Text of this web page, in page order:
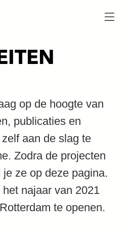
op de hoogte van
publicaties en
aan de slag te
Zodra de projecten
ze op deze pagina.
najaar van 2021
te openen.